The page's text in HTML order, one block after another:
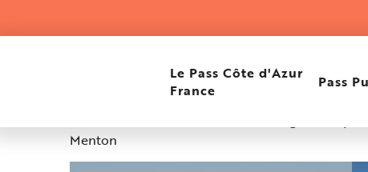
Le Pass Côte d'Azur
France
Pass
Docteur Mattéi
Menton